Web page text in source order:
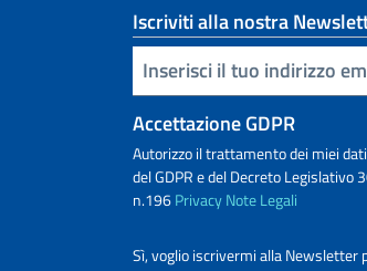
Iscriviti alla nostra
Inserisci la tua email
Accettazione GDPR
Autorizzo il trattamento dei miei
del GDPR e del Decreto Legislativo
n.196PrivacyNote Legali
Sì, voglio iscrivermi alla Newsletter